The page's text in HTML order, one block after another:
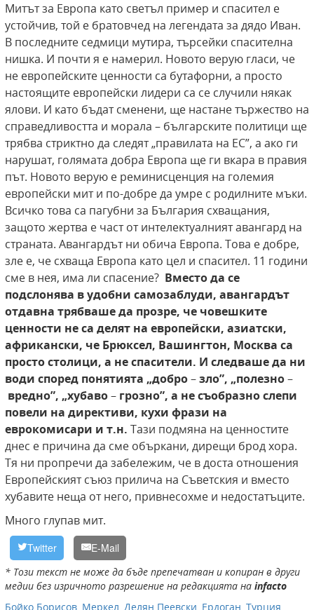
Митът за Европа като светъл пример и спасител е
устойчив, той е братовчед на легендата за дядо Иван.
В последните седмици мутира, търсейки спасителна
нишка. И почти я е намерил. Новото верую гласи, че
не европейските ценности са бутафорни, а просто
настоящите европейски лидери са се случили някак
ялови. И като бъдат сменени, ще настане тържество на
справедливостта и морала – българските политици ще
трябва стриктно да следят „правилата на ЕС”, а ако ги
нарушат, голямата добра Европа ще ги вкара в правия
път. Новото верую е реминисценция на големия
европейски мит и по-добре да умре с родилните мъки.
Всичко това са пагубни за България схващания,
защото жертва е част от интелектуалният авангард на
страната. Авангардът ни обича Европа. Това е добре,
зле е, че схваща Европа като цел и спасител. 11 години
сме в нея, има ли спасение? Вместо да се
подслонява в удобни самозаблуди, авангардът
отдавна трябваше да прозре, че човешките
ценности не са делят на европейски, азиатски,
африкански, че Брюксел, Вашингтон, Москва са
просто столици, а не спасители. И следваше да ни
води според понятията „добро–зло”, „полезно–
вредно”, „хубаво– грозно”, а не съобразно слепи
повели на директиви, кухи фрази на
еврокомисари и т.н. Тази подмяна на ценностите
днес е причина да сме объркани, дирещи брод хора.
Тя ни пропречи да забележим, че в доста отношения
Европейският съюз прилича на Съветския и вместо
хубавите неща от него, привнесохме и недостатъците.
Много глупав мит.
Twitter E-Mail
* Този текст не може да бъде препечатван и копиран в други
медии без изричното разрешение на редакцията на infacto
Бойко Борисов Меркел Делян Пеевски Ердоган Турция